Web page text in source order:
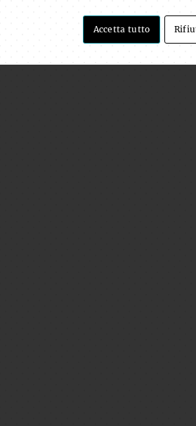
Accetta tutto